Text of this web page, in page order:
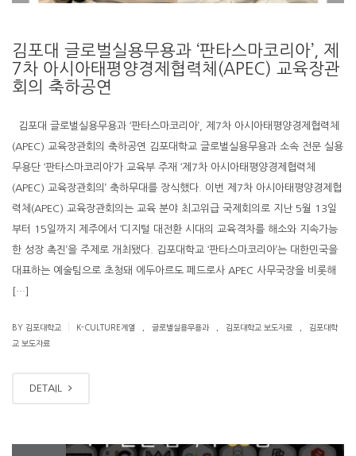
김포대 글로벌실용무용과 ‘판타스마코리아’, 제
7차 아시아태평양경제협력체(APEC) 교육장관
회의 축하공연
김포대 글로벌실용무용과 ‘판타스마코리아’, 제7차 아시아태평양경제협력체
(APEC) 교육장관회의 축하공연 김포대학교 글로벌실용무용과 소속 전문 실용
무용단 ‘판타스마코리아’가 교육부 주재 ‘제7차 아시아태평양경제협력체
(APEC) 교육장관회의’ 축하무대를 장식했다. 이번 제7차 아시아태평양경제협
력체(APEC) 교육장관회의는 교육 분야 최고위급 국제회의로 지난 5월 13일
부터 15일까지 제주에서 ‘디지털 대전환 시대의 교육격차를 해소와 지속가능
한 성장 촉진’을 주제로 개최됐다. 김포대학교 ‘판타스마코리아’는 대한민국을
대표하는 예술팀으로 초청돼 에두아르도 페드로사 APEC 사무국장을 비롯해
[…]
BY 김포대학교 K-CULTURE계열 글로벌실용무용과 김포대학교 보도자료
김포대학
교 보도자료
DETAIL